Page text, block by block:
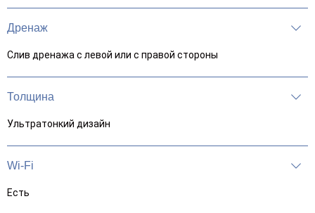
Дренаж
Слив дренажа с левой или с правой стороны
Толщина
Ультратонкий дизайн
Wi-Fi
Есть